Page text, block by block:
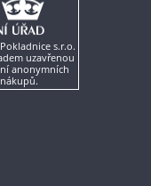
s.r.o.
uzavřenou
anonymních